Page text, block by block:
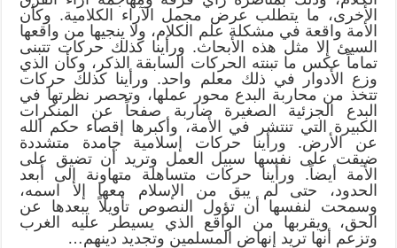
الأخرى، ما يتطلب عرض مجمل الآراء الكلامية. وكأن
الأمة واقعة في مشكلة علم الكلام، ولا ينجيها من واقعها
السيئ إلا مثل هذه الأبحاث. ورأينا كذلك حركات تتبنى
تماماً عكس ما تبنته الحركات السابقة الذكر، وكأن الذي
وزع الأدوار في ذلك معلم واحد. ورأينا كذلك حركات
تتخذ من محاربة البدع محور عملها، وتحصر نظرتها في
البدع الجزئية الصغيرة ضاربة صفحاً عن المنكرات
الكبيرة التي تنتشر في الأمة، وأكبرها إقصاء حكم الله
عن الأرض. ورأينا حركات إسلامية جامدة متشددة
ضيقت على نفسها سبيل العمل وتريد أن تضيق على
الأمة أيضاً. ورأينا حركات متساهلة متهاونة إلى أبعد
الحدود، حتى لم يبق من الإسلام معها إلا اسمه،
وسمحت لنفسها أن تؤول النصوص تأويلاً يبعدها عن
الحق، ويقربها من الواقع الذي يسيطر عليه الغرب
وتزعم أنها تريد إنهاض المسلمين وتجديد دينهم…